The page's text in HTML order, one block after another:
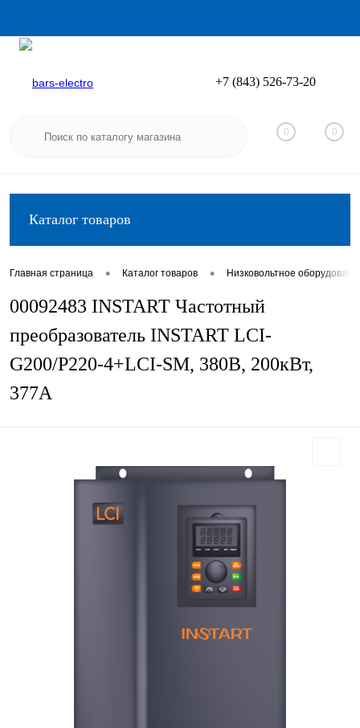
Вход
+7 (843) 526-73-20
0 0
Каталог товаров
Главная страница • Каталог товаров • Низковольтное
00092483 INSTART Частотный
преобразователь INSTART LCI-
G200/P220-4+LCI-SM, 380В, 200кВт,
377А